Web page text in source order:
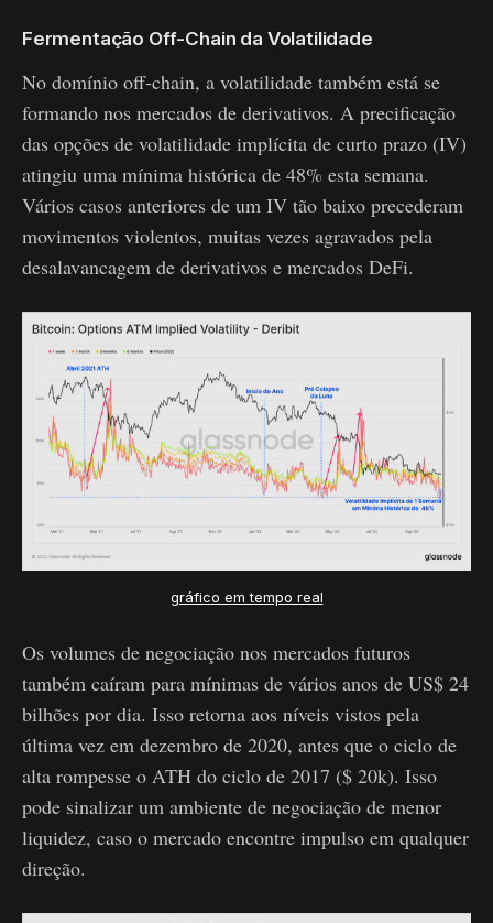
Fermentação Off-Chain da Volatilidade
No domínio off-chain, a volatilidade também está se
formando nos mercados de derivativos. A precificação
das opções de volatilidade implícita de curto prazo (IV)
atingiu uma mínima histórica de 48% esta semana.
Vários casos anteriores de um IV tão baixo precederam
movimentos violentos, muitas vezes agravados pela
desalavancagem de derivativos e mercados DeFi.
gráfico em tempo real
Os volumes de negociação nos mercados futuros
também caíram para mínimas de vários anos de US$ 24
bilhões por dia. Isso retorna aos níveis vistos pela
última vez em dezembro de 2020, antes que o ciclo de
alta rompesse o ATH do ciclo de 2017 ($ 20k). Isso
pode sinalizar um ambiente de negociação de menor
liquidez, caso o mercado encontre impulso em qualquer
direção.